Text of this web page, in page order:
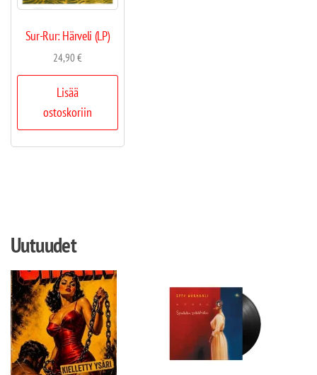
Sur-Rur: Härveli (LP)
24,90€
Lisää
ostoskoriin
Uutuudet